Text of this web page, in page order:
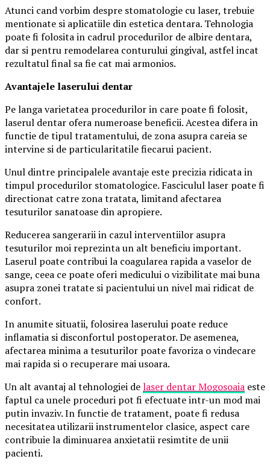
Atunci cand vorbim despre stomatologie cu laser, trebuie
mentionate si aplicatiile din estetica dentara. Tehnologia
poate fi folosita in cadrul procedurilor de albire dentara,
dar si pentru remodelarea conturului gingival, astfel incat
rezultatul final sa fie cat mai armonios.
Avantajele laserului dentar
Pe langa varietatea procedurilor in care poate fi folosit,
laserul dentar ofera numeroase beneficii. Acestea difera in
functie de tipul tratamentului, de zona asupra careia se
intervine si de particularitatile fiecarui pacient.
Unul dintre principalele avantaje este precizia ridicata in
timpul procedurilor stomatologice. Fasciculul laser poate fi
directionat catre zona tratata, limitand afectarea
tesuturilor sanatoase din apropiere.
Reducerea sangerarii in cazul interventiilor asupra
tesuturilor moi reprezinta un alt beneficiu important.
Laserul poate contribui la coagularea rapida a vaselor de
sange, ceea ce poate oferi medicului o vizibilitate mai buna
asupra zonei tratate si pacientului un nivel mai ridicat de
confort.
In anumite situatii, folosirea laserului poate reduce
inflamatia si disconfortul postoperator. De asemenea,
afectarea minima a tesuturilor poate favoriza o vindecare
mai rapida si o recuperare mai usoara.
Un alt avantaj al tehnologiei delaser dentar Mogosoaia este
faptul ca unele proceduri pot fi efectuate intr-un mod mai
putin invaziv. In functie de tratament, poate fi redusa
necesitatea utilizarii instrumentelor clasice, aspect care
contribuie la diminuarea anxietatii resimtite de unii
pacienti.